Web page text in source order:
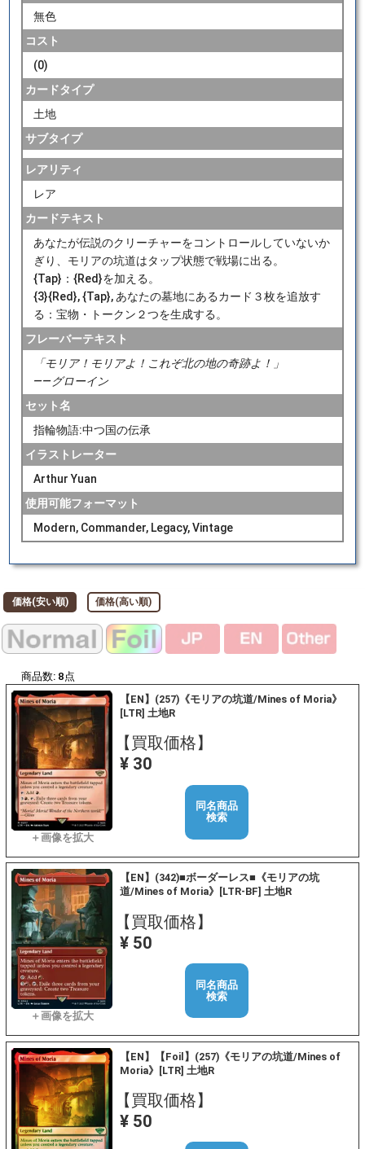
無色
コスト
(0)
カードタイプ
土地
サブタイプ
レアリティ
レア
カードテキスト
あなたが伝説のクリーチャーをコントロールしていないか
ぎり、モリアの坑道はタップ状態で戦場に出る。
{Tap}：{Red}を加える。
{3}{Red}, {Tap}, あなたの墓地にあるカード３枚を追放す
る：宝物・トークン２つを生成する。
フレーバーテキスト
「モリア！モリアよ！これぞ北の地の奇跡よ！」
――グローイン
セット名
指輪物語:中つ国の伝承
イラストレーター
Arthur Yuan
使用可能フォーマット
Modern, Commander, Legacy, Vintage
価格(安い順) 価格(高い順)
商品数: 8点
【EN】(257)《モリアの坑道/Mines of Moria》
[LTR] 土地R
【買取価格】
¥ 30
同名商品
検索
【EN】(342)■ボーダーレス■《モリアの坑
道/Mines of Moria》[LTR-BF] 土地R
【買取価格】
¥ 50
同名商品
検索
【EN】【Foil】(257)《モリアの坑道/Mines of
Moria》[LTR] 土地R
【買取価格】
¥ 50